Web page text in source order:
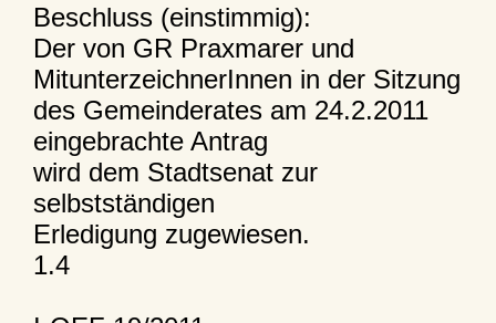
Beschluss (einstimmig):
Der von GR Praxmarer und
MitunterzeichnerInnen in der Sitzung
des Gemeinderates am 24.2.2011
eingebrachte Antrag
wird dem Stadtsenat zur
selbstständigen
Erledigung zugewiesen.
1.4